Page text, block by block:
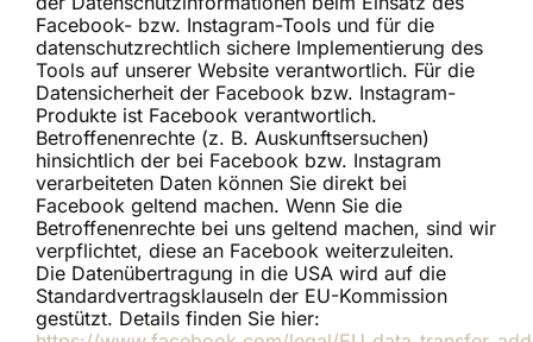
Facebook- bzw. Instagram-Tools und für die
datenschutzrechtlich sichere Implementierung des
Tools auf unserer Website verantwortlich. Für die
Datensicherheit der Facebook bzw. Instagram-
Produkte ist Facebook verantwortlich.
Betroffenenrechte (z. B. Auskunftsersuchen)
hinsichtlich der bei Facebook bzw. Instagram
verarbeiteten Daten können Sie direkt bei
Facebook geltend machen. Wenn Sie die
Betroffenenrechte bei uns geltend machen, sind wir
verpflichtet, diese an Facebook weiterzuleiten.
Die Datenübertragung in die USA wird auf die
Standardvertragsklauseln der EU-Kommission
gestützt. Details finden Sie hier: